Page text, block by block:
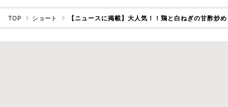
TOP ショート 【ニュースに掲載】大人気！！鶏と白ねぎの甘酢炒め